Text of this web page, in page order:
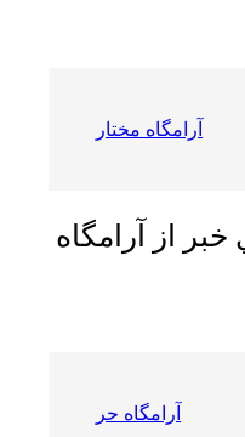
آرامگاه مختار
از آرامگاه
آرامگاه حر